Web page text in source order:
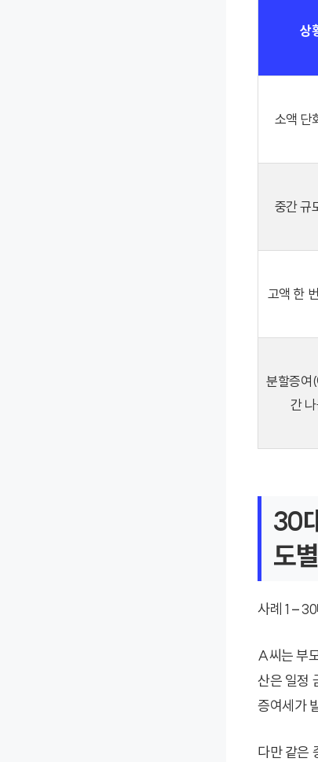
상
소액 단
중간 규
고액 한
분할증여
간
30
도
사례 1 –
A씨는 부
산은 일정
증여세가
다만 같은